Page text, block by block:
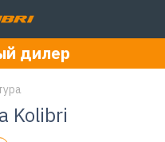
дилер
Kolibri